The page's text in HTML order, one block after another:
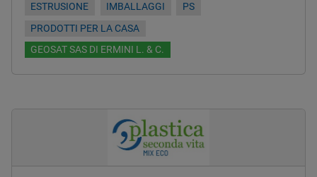
ESTRUSIONE
IMBALLAGGI
PS
PRODOTTI PER LA CASA
GEOSAT SAS DI ERMINI L. & C.